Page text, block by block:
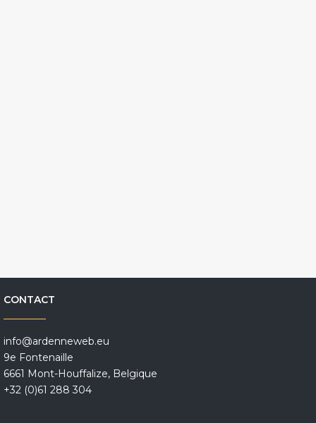
CONTACT
info@ardenneweb.eu
9e Fontenaille
6661 Mont-Houffalize, Belgique
+32 (0)61 288 304